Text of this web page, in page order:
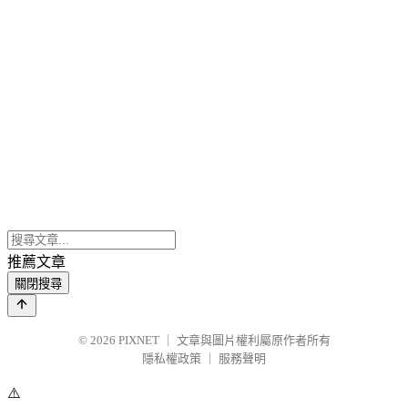
推薦文章
關閉搜尋
© 2026 PIXNET
文章與圖片權利屬原作者所有
隱私權政策
服務聲明
⚠️